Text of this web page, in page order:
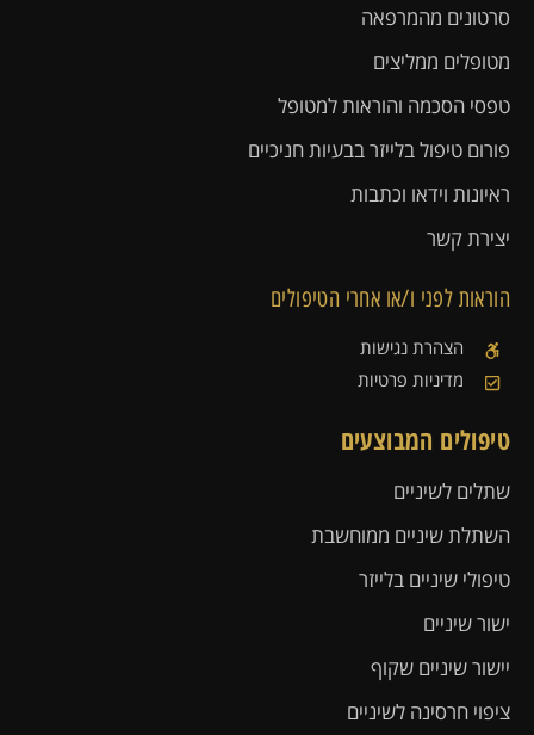
סרטונים מהמרפאה
מטופלים ממליצים
טפסי הסכמה והוראות למטופל
פורום טיפול בלייזר בבעיות חניכיים
ראיונות וידאו וכתבות
יצירת קשר
הוראות לפני ו/או אחרי הטיפולים
הצהרת נגישות
מדיניות פרטיות
טיפולים המבוצעים
שתלים לשיניים
השתלת שיניים ממוחשבת
טיפולי שיניים בלייזר
ישור שיניים
יישור שיניים שקוף
ציפוי חרסינה לשיניים